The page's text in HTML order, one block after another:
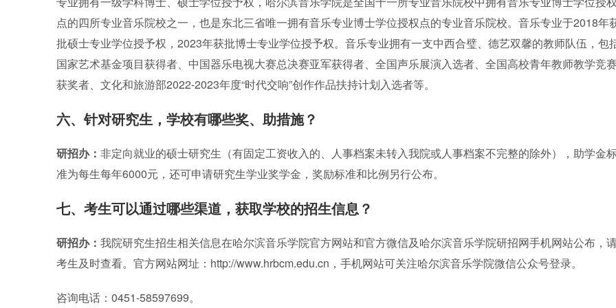
点的四所专业音乐院校之一，也是东北三省唯一拥有音乐专业博士学位授权点的专业音乐院校。音乐专业于2018年
批硕士专业学位授予权，2023年获批博士专业学位授予权。音乐专业拥有一支中西合璧、德艺双馨的教师队伍，包
国家艺术基金项目获得者、中国器乐电视大赛总决赛亚军获得者、全国声乐展演入选者、全国高校青年教师教学竞赛
获奖者、文化和旅游部2022-2023年度“时代交响”创作作品扶持计划入选者等。
六、针对研究生，学校有哪些奖、助措施？
研招办： 非定向就业的硕士研究生（有固定工资收入的、人事档案未转入我院或人事档案不完整的除外），助学金
准为每生每年6000元，还可申请研究生学业奖学金，奖励标准和比例另行公布。
七、考生可以通过哪些渠道，获取学校的招生信息？
研招办： 我院研究生招生相关信息在哈尔滨音乐学院官方网站和官方微信及哈尔滨音乐学院研招网手机网站公布，
考生及时查看。官方网站网址：http://www.hrbcm.edu.cn，手机网站可关注哈尔滨音乐学院微信公众号登录。
咨询电话：0451-58597699。